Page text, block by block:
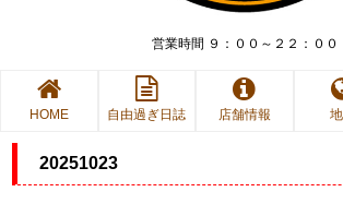
営業時間 ９：００～２２：００
HOME 自由過ぎ日誌 店舗情報
20251023